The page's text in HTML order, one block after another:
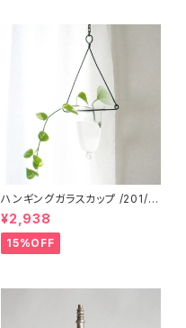
ハンギングガラスカップ /201/ I
NDIA インド
¥2,938
15%OFF